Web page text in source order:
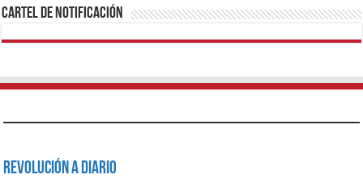
Cartel de Notificación
Revolución a Diario